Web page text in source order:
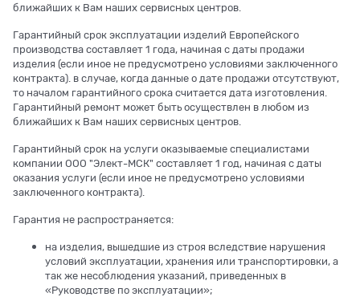
ближайших к Вам наших сервисных центров.
Гарантийный срок эксплуатации изделий Европейского
производства составляет 1 года, начиная с даты продажи
изделия (если иное не предусмотрено условиями заключенного
контракта). в случае, когда данные о дате продажи отсутствуют,
то началом гарантийного срока считается дата изготовления.
Гарантийный ремонт может быть осуществлен в любом из
ближайших к Вам наших сервисных центров.
Гарантийный срок на услуги оказываемые специалистами
компании ООО "Элект-МСК" составляет 1 год, начиная с даты
оказания услуги (если иное не предусмотрено условиями
заключенного контракта).
Гарантия не распространяется:
на изделия, вышедшие из строя вследствие нарушения
условий эксплуатации, хранения или транспортировки, а
так же несоблюдения указаний, приведенных в
«Руководстве по эксплуатации»;